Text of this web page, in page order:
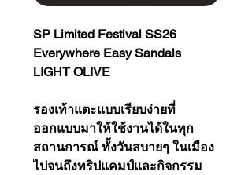
SP Limited Festival SS26
Everywhere Easy Sandals
LIGHT OLIVE
รองเท้าแตะแบบเรียบง่ายที่
ออกแบบมาให้ใช้งานได้ในทุก
สถานการณ์ ทั้งวันสบายๆ ในเมือง
ไปจนถึงทริปแคมป์และกิจกรรม